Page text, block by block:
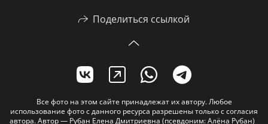
Поделиться ссылкой
Все фото на этом сайте принадлежат их автору. Любое
использование фото с данного ресурса разрешены только с согласия
автора. Автор — Рубан Елена Дмитриевна (псевдоним: Алёна Рубан)